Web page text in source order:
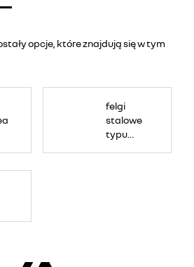
opcje, które znajdują się w tym
felgi
stalowe
typu